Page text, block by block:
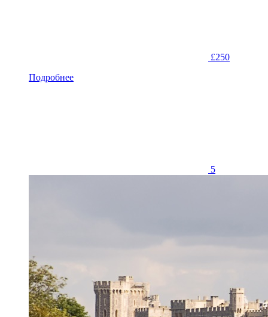
£250
Подробнее
5